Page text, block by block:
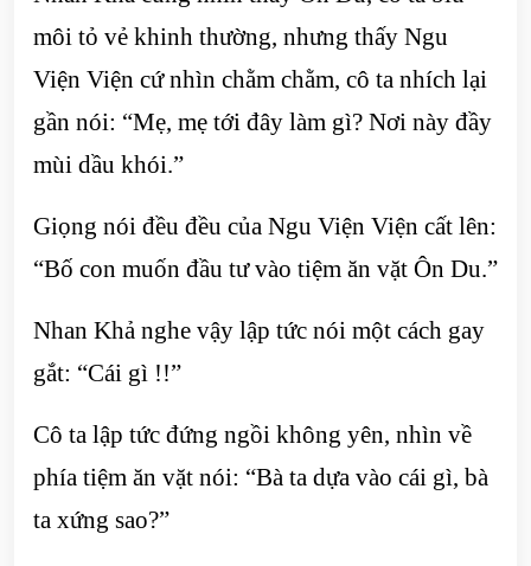
môi tỏ vẻ khinh thường, nhưng thấy Ngu
Viện Viện cứ nhìn chằm chằm, cô ta nhích lại
gần nói: “Mẹ, mẹ tới đây làm gì? Nơi này đầy
mùi dầu khói.”
Giọng nói đều đều của Ngu Viện Viện cất lên:
“Bố con muốn đầu tư vào tiệm ăn vặt Ôn Du.”
Nhan Khả nghe vậy lập tức nói một cách gay
gắt: “Cái gì !!”
Cô ta lập tức đứng ngồi không yên, nhìn về
phía tiệm ăn vặt nói: “Bà ta dựa vào cái gì, bà
ta xứng sao?”